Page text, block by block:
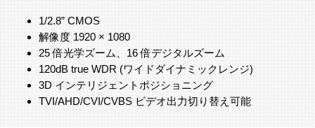
1/2.8” CMOS
解像度 1920 × 1080
25 倍光学ズーム、16 倍デジタルズーム
120dB true WDR (ワイドダイナミックレンジ)
3D インテリジェントポジショニング
TVI/AHD/CVI/CVBS ビデオ出力切り替え可能